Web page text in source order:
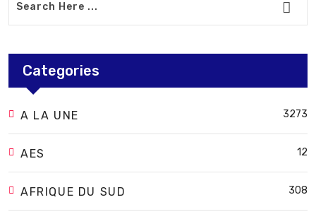
Categories
A LA UNE 3273
AES 12
AFRIQUE DU SUD 308